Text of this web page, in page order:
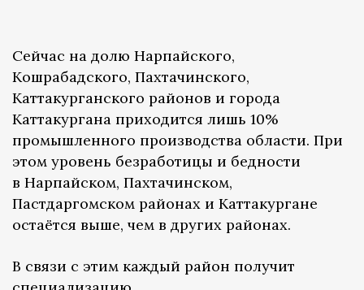
Сейчас на долю Нарпайского,
Кошрабадского, Пахтачинского,
Каттакурганского районов и города
Каттакургана приходится лишь 10%
промышленного производства области. При
этом уровень безработицы и бедности
в Нарпайском, Пахтачинском,
Пастдаргомском районах и Каттакургане
остаётся выше, чем в других районах.
В связи с этим каждый район получит